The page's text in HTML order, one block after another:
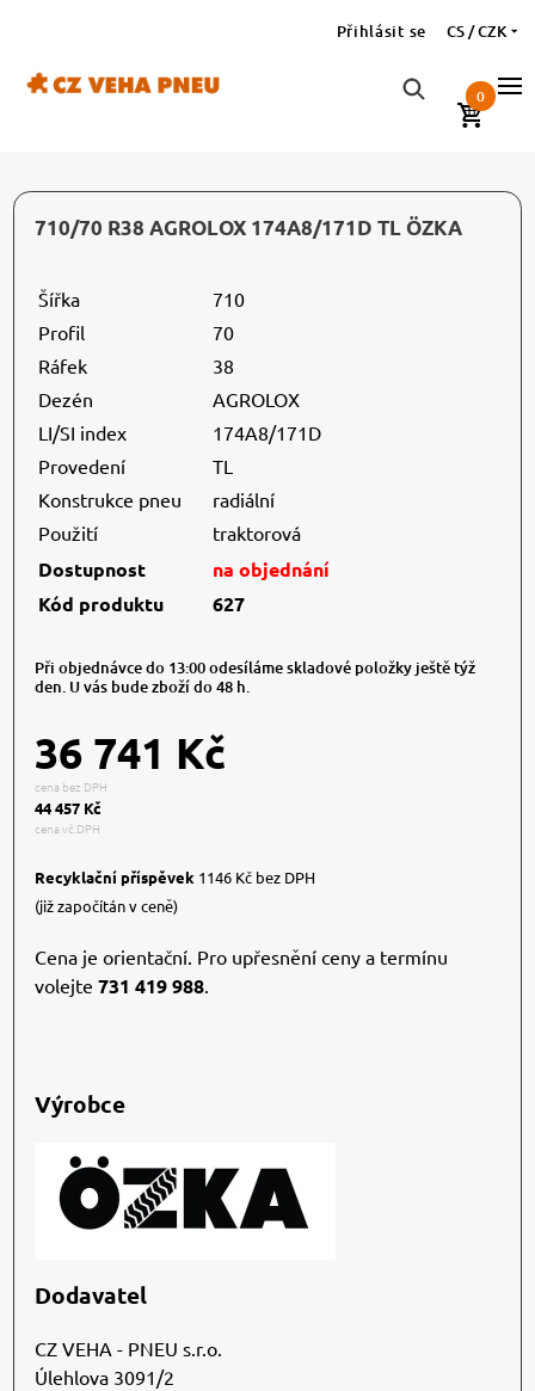
Přihlásit se CS / CZK
0
710/70 R38 AGROLOX 174A8/171D TL ÖZKA
Šířka
710
Profil
70
Ráfek
38
Dezén
AGROLOX
LI/SI index
174A8/171D
Provedení
TL
Konstrukce pneu
radiální
Použití
traktorová
Dostupnost
na objednání
Kód produktu
627
Při objednávce do 13:00 odesíláme skladové položky ještě týž
den. U vás bude zboží do 48 h.
36 741 Kč
cena bez DPH
44 457 Kč
cena vč.DPH
Recyklační příspěvek 1146 Kč bez DPH
(již započítán v ceně)
Cena je orientační. Pro upřesnění ceny a termínu
volejte 731 419 988.
Výrobce
Dodavatel
CZ VEHA - PNEU s.r.o.
Úlehlova 3091/2